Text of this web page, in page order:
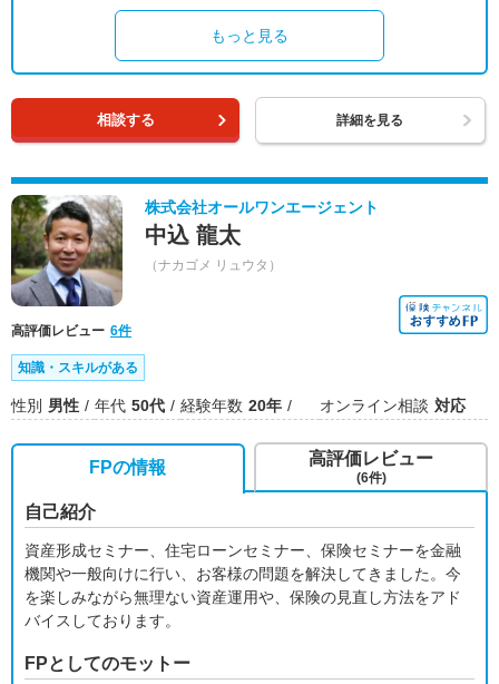
もっと見る
相談する 詳細を見る
株式会社オールワンエージェント
中込 龍太
（ナカゴメ リュウタ）
高評価レビュー 6件
知識・スキルがある
性別 男性 年代 50代 経験年数 20年 オンライン相談 対応
FPの情報
自己紹介
資産形成セミナー、住宅ローンセミナー、保険セミナーを金融
機関や一般向けに行い、お客様の問題を解決してきました。今
を楽しみながら無理ない資産運用や、保険の見直し方法をアド
バイスしております。
FPとしてのモットー
高評価レビュー
(6件)